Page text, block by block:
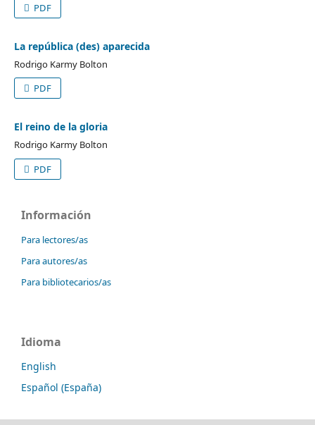
PDF
La república (des) aparecida
Rodrigo Karmy Bolton
PDF
El reino de la gloria
Rodrigo Karmy Bolton
PDF
Información
Para lectores/as
Para autores/as
Para bibliotecarios/as
Idioma
English
Español (España)